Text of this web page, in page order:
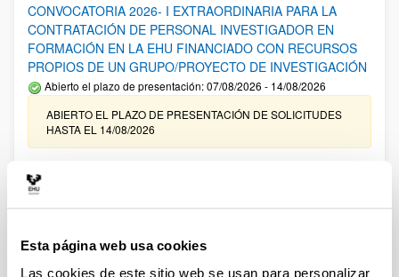
Esta página web usa cookies
Las cookies de este sitio web se usan para personalizar
CONVOCATORIA 2026- I EXTRAORDINARIA PARA LA
CONTRATACIÓN DE PERSONAL INVESTIGADOR EN
FORMACIÓN EN LA EHU FINANCIADO CON RECURSOS
PROPIOS DE UN GRUPO/PROYECTO DE INVESTIGACIÓN
Abierto el plazo de presentación: 07/08/2026 - 14/08/2026
ABIERTO EL PLAZO DE PRESENTACIÓN DE SOLICITUDES
HASTA EL 14/08/2026
Ayudas para financiación de la adquisición y renovación de
infraestructura científica y fondos bibliográficos en la
UPV/EHU 2026
25/03/2026: Corrección de errores del listado provisional de
solicitudes admitidas y excluidas. 23/03/2026: Relación